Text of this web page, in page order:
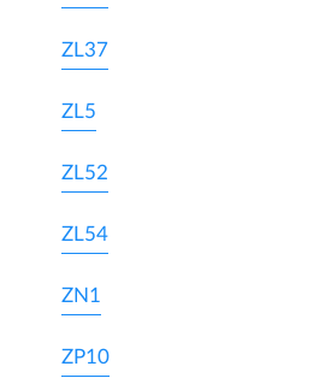
ZL37
ZL5
ZL52
ZL54
ZN1
ZP10